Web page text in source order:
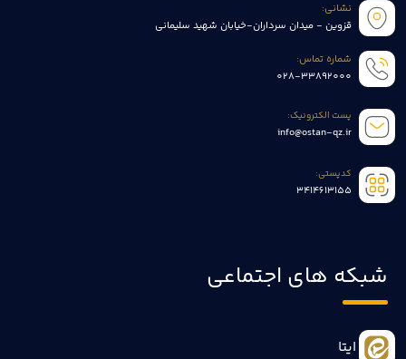
نشانی:
قزوین - میدان سرداران-خیابان شهید سلیمانی
شماره تماس:
028-33892000
پست الکترونیک:
info@ostan-qz.ir
کدپستی:
3414613155
شبکه های اجتماعی
ایتا